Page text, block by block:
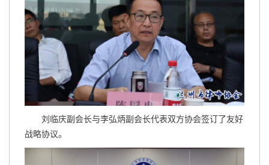
刘临庆副会长与李弘炳副会长代表双方协会签订了友好
战略协议。